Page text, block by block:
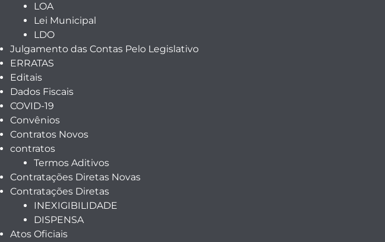
LOA
Lei Municipal
LDO
Julgamento das Contas Pelo Legislativo
ERRATAS
Editais
Dados Fiscais
COVID-19
Convênios
Contratos Novos
contratos
Termos Aditivos
Contratações Diretas Novas
Contratações Diretas
INEXIGIBILIDADE
DISPENSA
Atos Oficiais